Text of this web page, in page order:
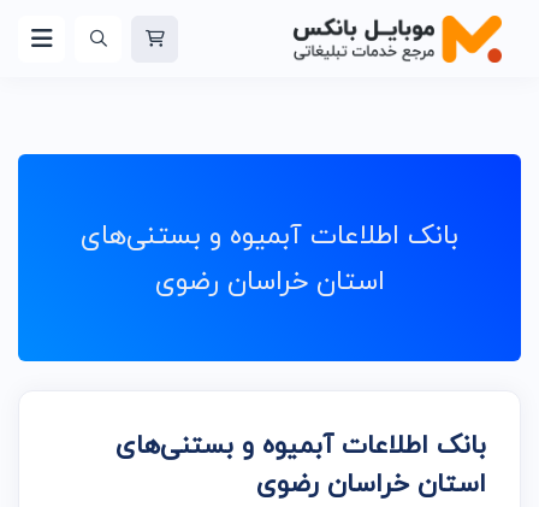
بانک اطلاعات آبمیوه و بستنی‌های
استان خراسان رضوی
بانک اطلاعات آبمیوه و بستنی‌های
استان خراسان رضوی